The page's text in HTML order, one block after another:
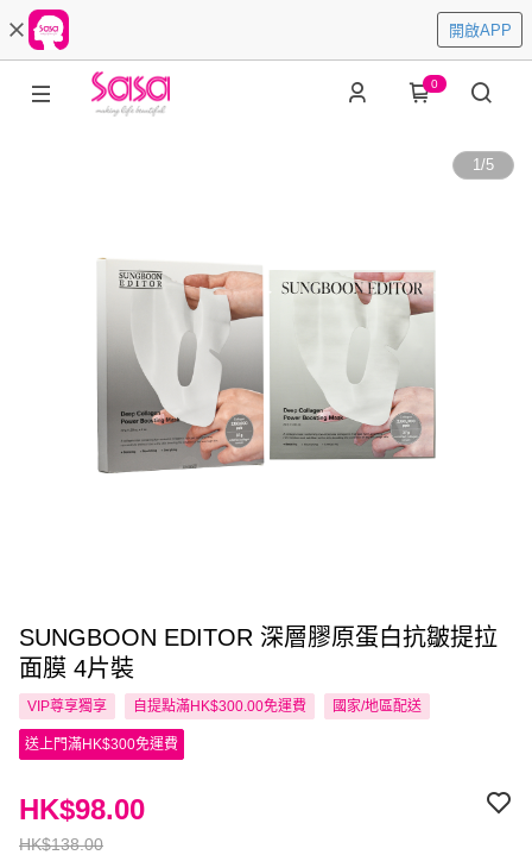
開啟APP
0
1/5
SUNGBOON EDITOR 深層膠原蛋白抗皺提拉
面膜 4片裝
VIP尊享獨享 自提點滿HK$300.00免運費 國家/地區配送
送上門滿HK$300免運費
HK$138.00
HK$98.00